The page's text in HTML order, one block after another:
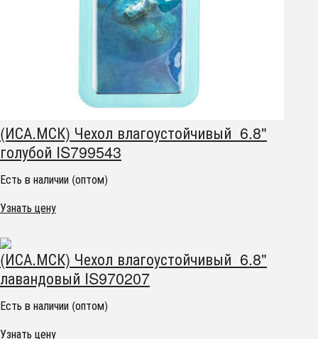
(ИСА.МСК) Чехол влагоустойчивый 6.8"
голубой IS799543
Есть в наличии (оптом)
Узнать цену
(ИСА.МСК) Чехол влагоустойчивый 6.8"
лавандовый IS970207
Есть в наличии (оптом)
Узнать цену